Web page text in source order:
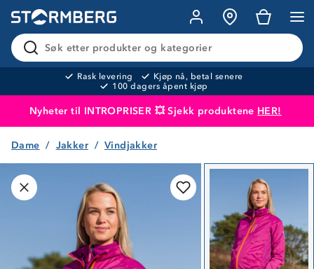
Søk etter produkter og kategorier
Rask levering
Kjøp nå, betal senere
100 dagers åpent kjøp
Nyheter til INTROPRISER 💥 Sjekk produktene HER!
Produktet er lagt i handlekurven
Dame Jakker Vindjakker